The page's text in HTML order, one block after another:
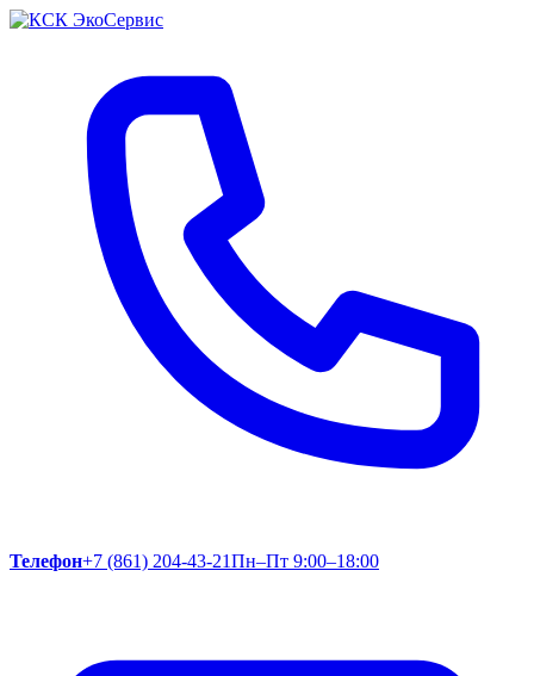
Телефон+7 (861) 204-43-21Пн–Пт 9:00–18:00